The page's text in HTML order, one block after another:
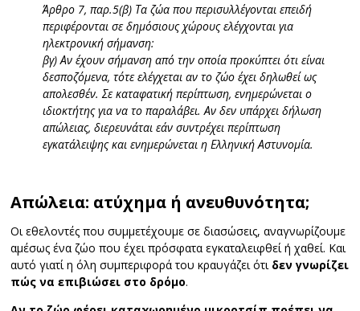
Άρθρο 7, παρ.5(β) Τα ζώα που περισυλλέγονται επειδή
περιφέρονται σε δημόσιους χώρους ελέγχονται για
ηλεκτρονική σήμανση:
βγ) Αν έχουν σήμανση από την οποία προκύπτει ότι είναι
δεσποζόμενα, τότε ελέγχεται αν το ζώο έχει δηλωθεί ως
απολεσθέν. Σε καταφατική περίπτωση, ενημερώνεται ο
ιδιοκτήτης για να το παραλάβει. Αν δεν υπάρχει δήλωση
απώλειας, διερευνάται εάν συντρέχει περίπτωση
εγκατάλειψης και ενημερώνεται η Ελληνική Αστυνομία.
Απώλεια: ατύχημα ή ανευθυνότητα;
Οι εθελοντές που συμμετέχουμε σε διασώσεις, αναγνωρίζουμε
αμέσως ένα ζώο που έχει πρόσφατα εγκαταλειφθεί ή χαθεί. Και
αυτό γιατί η όλη συμπεριφορά του κραυγάζει ότι δεν γνωρίζει
πώς να επιβιώσει στο δρόμο.